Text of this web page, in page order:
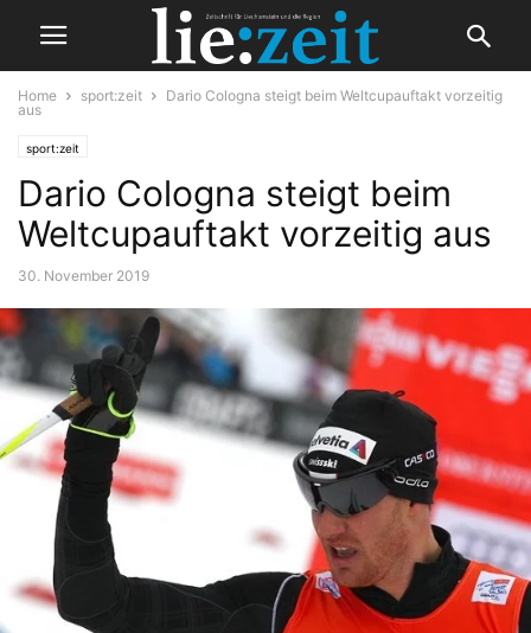
Home sport:zeit
Dario Cologna steigt beim Weltcupauftakt vorzeitig
aus
sport:zeit
Dario Cologna steigt beim
Weltcupauftakt vorzeitig aus
30. November 2019